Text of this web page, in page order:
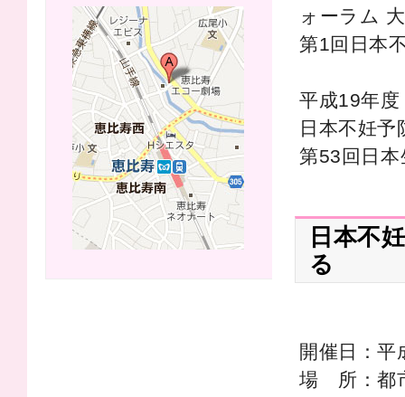
ォーラム
第1回日本
平成19年度
日本不妊
第53回日
日本不
る
開催日：平
場 所：都